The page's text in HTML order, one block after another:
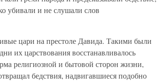
убивали и не слушали слов
цари на престоле Давида. Такими были
их царствования восстанавливалось
религиозной и бытовой сторон жизни,
бедствия, надвигавшиеся подобно